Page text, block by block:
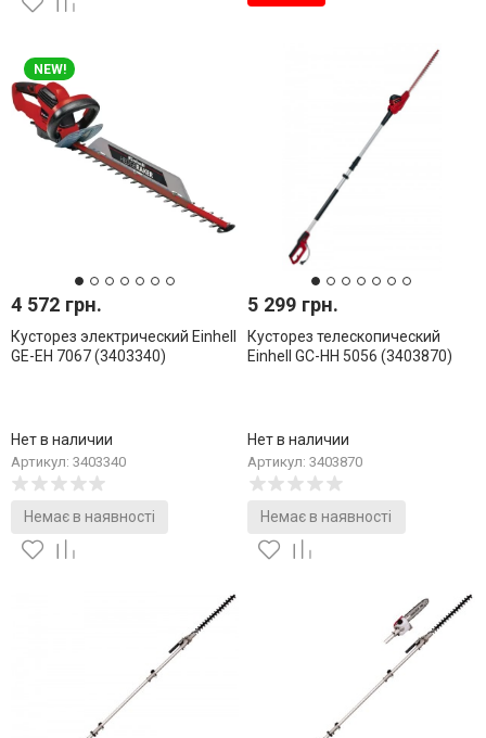
NEW!
4 572 грн.
Кусторез электрический Einhell
GE-EH 7067 (3403340)
Нет в наличии
Артикул: 3403340
Немає в наявності
5 299 грн.
Кусторез телескопический
Einhell GC-HH 5056 (3403870)
Нет в наличии
Артикул: 3403870
Немає в наявності